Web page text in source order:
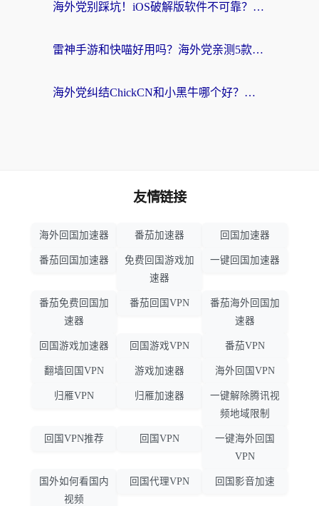
海外党别踩坑！iOS破解版软件不可靠？教你选对回国加速器无缝看国内资源
雷神手游和快喵好用吗？海外党亲测5款回国加速器，附斧牛Bling对比+微信视频号解决办法
海外党纠结ChickCN和小黑牛哪个好？一篇帮你选对回国加速器的实用指南
友情链接
海外回国加速器 番茄加速器 回国加速器
番茄回国加速器
免费回国游戏加
速器
一键回国加速器
番茄免费回国加
速器
番茄回国VPN
番茄海外回国加
速器
回国游戏加速器 回国游戏VPN 番茄VPN
翻墙回国VPN 游戏加速器 海外回国VPN
归雁VPN 归雁加速器
一键解除腾讯视
频地域限制
回国VPN推荐 回国VPN
一键海外回国
VPN
国外如何看国内
视频
回国代理VPN 回国影音加速